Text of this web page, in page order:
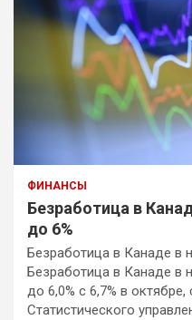
ФИНАНСЫ
Безработица в
до 6%
Безработица в Канаде в
Безработица в Канаде в
до 6,0% с 6,7% в
Статистического